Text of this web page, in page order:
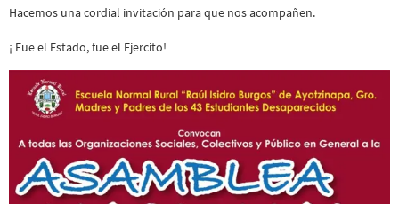
Hacemos una cordial invitación para que nos acompañen.
¡ Fue el Estado, fue el Ejercito!